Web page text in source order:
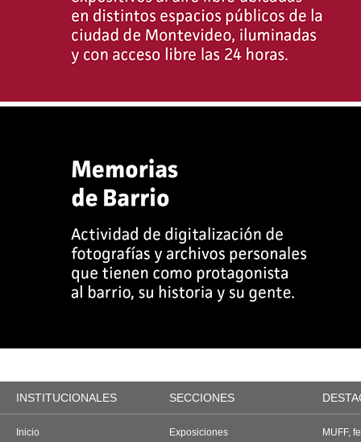
INSTITUCIONALES SECCIONES
Inicio
Exposiciones
MUFF,